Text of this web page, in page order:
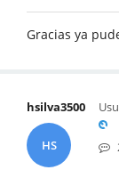
Gracias ya
hsilva3500
HS